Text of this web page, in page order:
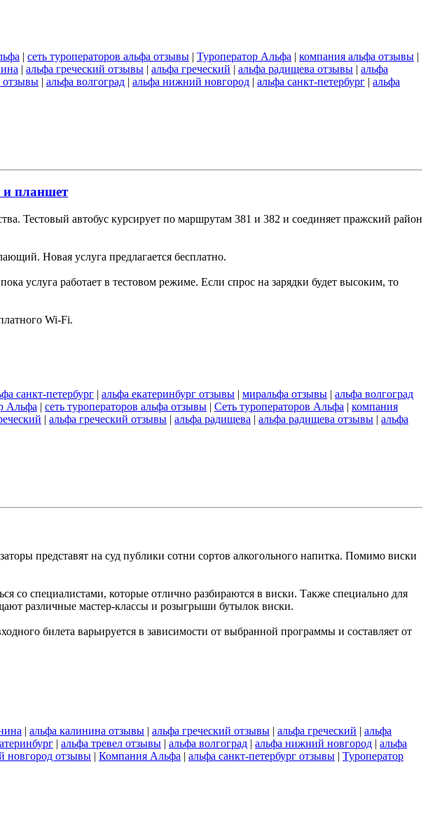
| сеть туроператоров альфа отзывы | Туроператор Альфа | компания альфа отзывы |
| альфа греческий отзывы | альфа греческий | альфа радищева отзывы | альфа
отзывы | альфа волгоград | альфа нижний новгород | альфа санкт-петербург | альфа
и планшет
Тестовый автобус курсирует по маршрутам 381 и 382 и соединяет пражский район
Новая услуга предлагается бесплатно.
услуга работает в тестовом режиме. Если спрос на зарядки будет высоким, то
Wi-Fi.
санкт-петербург | альфа екатеринбург отзывы | миральфа отзывы | альфа волгоград
Альфа | сеть туроператоров альфа отзывы | Сеть туроператоров Альфа | компания
| альфа греческий отзывы | альфа радищева | альфа радищева отзывы | альфа
представят на суд публики сотни сортов алкогольного напитка. Помимо виски
со специалистами, которые отлично разбираются в виски. Также специально для
различные мастер-классы и розыгрыши бутылок виски.
билета варьируется в зависимости от выбранной программы и составляет от
| альфа калинина отзывы | альфа греческий отзывы | альфа греческий | альфа
| альфа тревел отзывы | альфа волгоград | альфа нижний новгород | альфа
новгород отзывы | Компания Альфа | альфа санкт-петербург отзывы | Туроператор